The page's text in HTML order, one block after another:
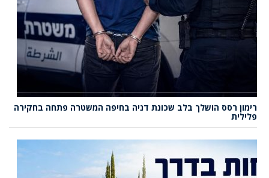
רימון רסס הושלך בלב שכונת דניה בחיפה המשטרה פתחה בחקירה
פלילית